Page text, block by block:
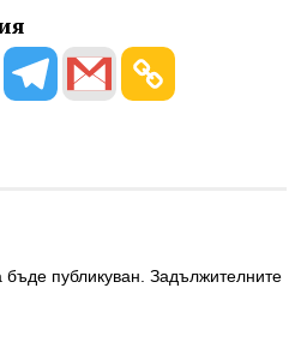
публикуван. Задължителните